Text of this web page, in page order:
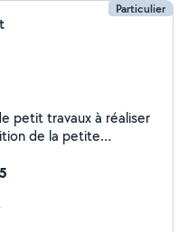
Particulier
petit travaux à réaliser
de la petite
!